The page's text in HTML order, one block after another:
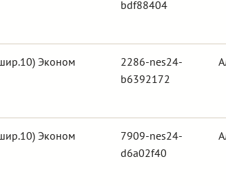
bdf88404
Эконом
2286-nes24-
b6392172
Эконом
7909-nes24-
d6a02f40